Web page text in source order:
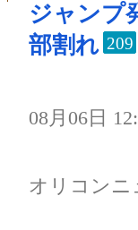
ジャンプ
部割れ 209
08月06日
オリコンニ